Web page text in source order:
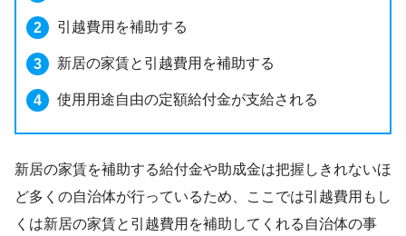
引越費用を補助する
新居の家賃と引越費用を補助する
使用用途自由の定額給付金が支給される
新居の家賃を補助する給付金や助成金は把握しきれないほ
ど多くの自治体が行っているため、ここでは引越費用もし
くは新居の家賃と引越費用を補助してくれる自治体の事